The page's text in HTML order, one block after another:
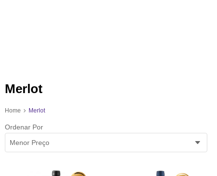
Merlot
Home Merlot
Ordenar Por
Menor Preço